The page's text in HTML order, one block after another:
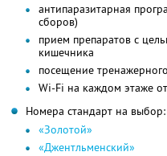
антипаразитарная
сборов)
прием препаратов с
кишечника
посещение
Wi-Fi на каждом этаже
Номера стандарт на выбор:
«Золотой»
«Джентльменский»